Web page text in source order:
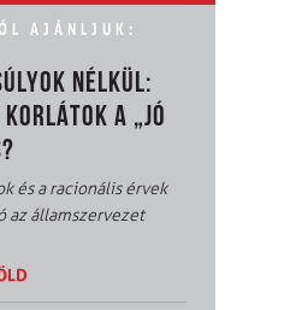
AJÁNLJUK:
NÉLKÜL:
A „JÓ
és a racionális érvek
az államszervezet